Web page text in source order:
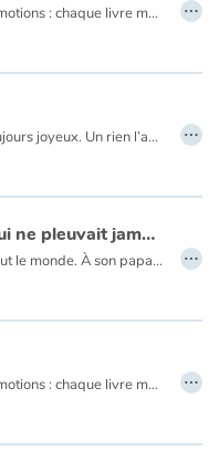
Un apprentissage des émotions : chaque livre met en scène un petit personnage amusant et attachant, qui représente un sentiment ou une attitude. À travers ce personnage à la forme géométrique amusante, le livre traite de notre capacité à apprivoiser et à maîtriser nos émotions.
Petit carré Joyeux est toujours joyeux. Un rien l’amuse. Il est heureux, seul, en famille ou avec ses amis… …
Jules et le nuage qui ne pleuvait jamais
Jules avait demandé à tout le monde. À son papa, souvent absent, à sa maman peintre, à Yvette la boulangère, à M. le maire, à Bob le facteur… Mais personne n’a pu lui expliquer pourquoi le gros nuage vert et bleu au dessus du village ne bouge jamais, ne pleut jamais, ni pourquoi il se sent si bizarre en dessous.
…
Un apprentissage des émotions : chaque livre met en scène un petit personnage amusant et attachant, qui représente un sentiment ou une attitude. À travers ce personnage à la forme géométrique amusante, le livre traite de notre capacité à apprivoiser et à maîtriser nos émotions. …